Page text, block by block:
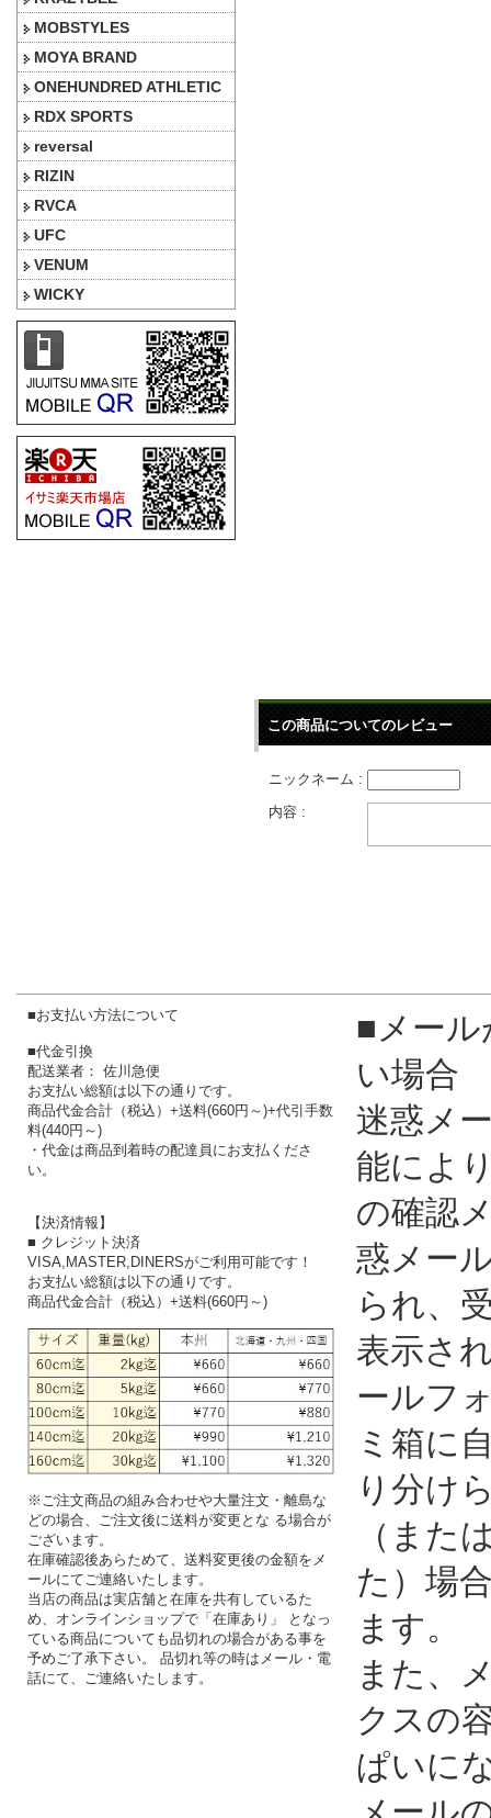
MOBSTYLES
MOYA BRAND
ONEHUNDRED ATHLETIC
RDX SPORTS
reversal
RIZIN
RVCA
UFC
VENUM
WICKY
この商品についてのレビュー
ニックネーム :
内容 :
■お支払い方法について
■代金引換
配送業者： 佐川急便
お支払い総額は以下の通りです。
商品代金合計（税込）+送料(660円～)+代引手数
料(440円～)
・代金は商品到着時の配達員にお支払くださ
い。
【決済情報】
■ クレジット決済
VISA,MASTER,DINERSがご利用可能です！
お支払い総額は以下の通りです。
商品代金合計（税込）+送料(660円～)
※ご注文商品の組み合わせや大量注文・離島な
どの場合、ご注文後に送料が変更とな る場合が
ございます。
在庫確認後あらためて、送料変更後の金額をメ
ールにてご連絡いたします。
当店の商品は実店舗と在庫を共有しているた
め、オンラインショップで「在庫あり」 となっ
ている商品についても品切れの場合がある事を
予めご了承下さい。 品切れ等の時はメール・電
話にて、ご連絡いたします。
■メール
い場合
迷惑メ
能によ
の確認
惑メー
られ、
表示さ
ールフ
ミ箱に
り分け
（また
た）場
ます。
また、
クスの
ぱいに